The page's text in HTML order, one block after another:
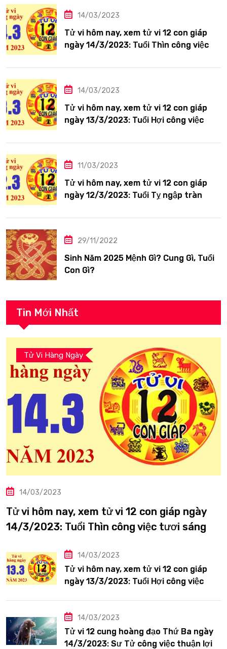
14/03/2023
Tử vi hôm nay, xem tử vi 12 con giáp
ngày 14/3/2023: Tuổi Thìn công việc
14/03/2023
Tử vi hôm nay, xem tử vi 12 con giáp
ngày 13/3/2023: Tuổi Hợi công việc
11/03/2023
Tử vi hôm nay, xem tử vi 12 con giáp
ngày 12/3/2023: Tuổi Tỵ ngập tràn
29/11/2022
Sinh Năm 2025 Mệnh Gì? Cung Gì, Tuổi
Con Gì?
Tin Mới Nhất
Tử Vi Hàng Ngày
14/03/2023
Tử vi hôm nay, xem tử vi 12 con giáp ngày
14/3/2023: Tuổi Thìn công việc tươi sáng
14/03/2023
Tử vi hôm nay, xem tử vi 12 con giáp
ngày 13/3/2023: Tuổi Hợi công việc
14/03/2023
Tử vi 12 cung hoàng đạo Thứ Ba ngày
14/3/2023: Sư Tử công việc thuận lợi